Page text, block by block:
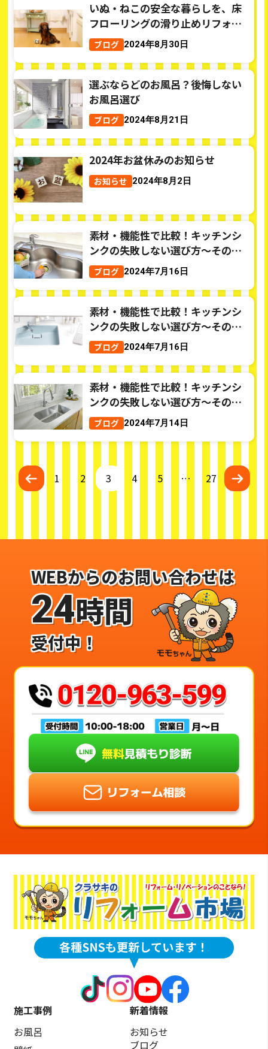
いぬ・ねこの安全な暮らしを、床
フローリングの滑り止めリフォー
ムとその費用は？
ブログ 2024年8月30日
選ぶならどのお風呂？後悔しない
お風呂選び
ブログ 2024年8月21日
2024年お盆休みのお知らせ
お知らせ 2024年8月2日
素材・機能性で比較！キッチンシ
ンクの失敗しない選び方～その③
～ブログ 2024年7月16日
素材・機能性で比較！キッチンシ
ンクの失敗しない選び方～その②
～ブログ 2024年7月16日
素材・機能性で比較！キッチンシ
ンクの失敗しない選び方～その①
～ブログ 2024年7月14日
1 2 3 4 5 … 27
WEBからのお問い合わせは
24時間
受付中！
施工事例
お風呂
新着情報
お知らせ
ブログ